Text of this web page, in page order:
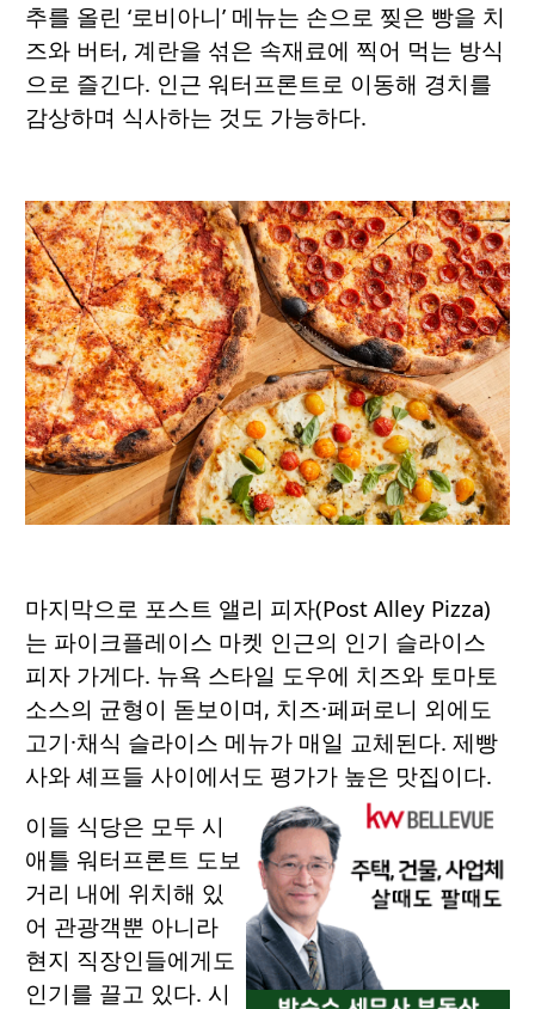
추를 올린 ‘로비아니’ 메뉴는 손으로 찢은 빵을 치
즈와 버터, 계란을 섞은 속재료에 찍어 먹는 방식
으로 즐긴다. 인근 워터프론트로 이동해 경치를
감상하며 식사하는 것도 가능하다.
마지막으로 포스트 앨리 피자(Post Alley Pizza)
는 파이크플레이스 마켓 인근의 인기 슬라이스
피자 가게다. 뉴욕 스타일 도우에 치즈와 토마토
소스의 균형이 돋보이며, 치즈·페퍼로니 외에도
고기·채식 슬라이스 메뉴가 매일 교체된다. 제빵
사와 셰프들 사이에서도 평가가 높은 맛집이다.
이들 식당은 모두 시
애틀 워터프론트 도보
거리 내에 위치해 있
어 관광객뿐 아니라
현지 직장인들에게도
인기를 끌고 있다. 시